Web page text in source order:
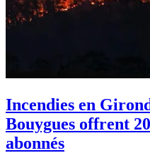
Incendies en
Bouygues offrent
abonnés